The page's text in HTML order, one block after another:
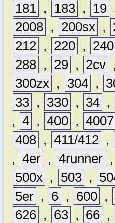
181 , 183 , 19
2008 , 200sx ,
212 , 220 , 240
288 , 29 , 2cv ,
300zx , 304 ,
33 , 330 , 34 ,
, 4 , 400 , 4007
408 , 411/412 ,
, 4er , 4runner ,
500x , 503 ,
5er , 6 , 600 ,
626 , 63 , 66 ,